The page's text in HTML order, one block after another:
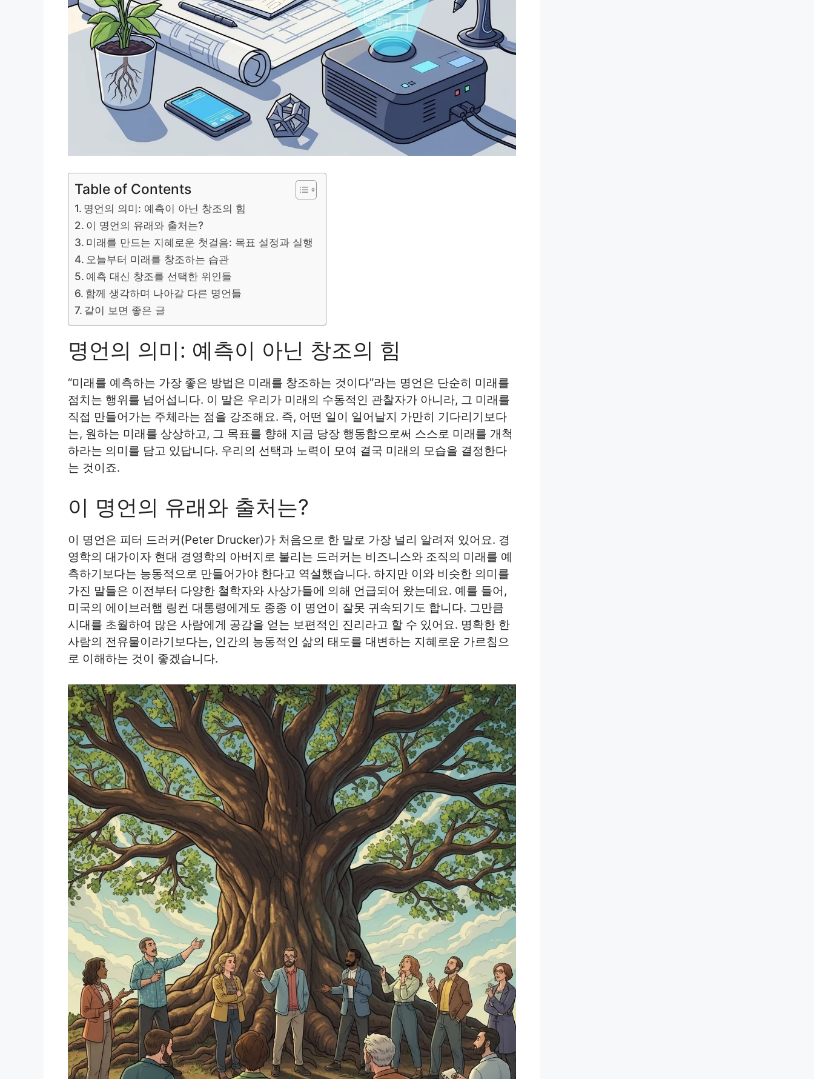
Table of Contents
명언의 의미: 예측이 아닌 창조의 힘
이 명언의 유래와 출처는?
미래를 만드는 지혜로운 첫걸음: 목표 설정과 실행
오늘부터 미래를 창조하는 습관
예측 대신 창조를 선택한 위인들
함께 생각하며 나아갈 다른 명언들
같이 보면 좋은 글
명언의 의미: 예측이 아닌 창조의 힘
“미래를 예측하는 가장 좋은 방법은 미래를 창조하는 것이다”라는 명언은 단순히 미래를
점치는 행위를 넘어섭니다. 이 말은 우리가 미래의 수동적인 관찰자가 아니라, 그 미래를
직접 만들어가는 주체라는 점을 강조해요. 즉, 어떤 일이 일어날지 가만히 기다리기보다
는, 원하는 미래를 상상하고, 그 목표를 향해 지금 당장 행동함으로써 스스로 미래를 개척
하라는 의미를 담고 있답니다. 우리의 선택과 노력이 모여 결국 미래의 모습을 결정한다
는 것이죠.
이 명언의 유래와 출처는?
이 명언은 피터 드러커(Peter Drucker)가 처음으로 한 말로 가장 널리 알려져 있어요. 경
영학의 대가이자 현대 경영학의 아버지로 불리는 드러커는 비즈니스와 조직의 미래를 예
측하기보다는 능동적으로 만들어가야 한다고 역설했습니다. 하지만 이와 비슷한 의미를
가진 말들은 이전부터 다양한 철학자와 사상가들에 의해 언급되어 왔는데요. 예를 들어,
미국의 에이브러햄 링컨 대통령에게도 종종 이 명언이 잘못 귀속되기도 합니다. 그만큼
시대를 초월하여 많은 사람에게 공감을 얻는 보편적인 진리라고 할 수 있어요. 명확한 한
사람의 전유물이라기보다는, 인간의 능동적인 삶의 태도를 대변하는 지혜로운 가르침으
로 이해하는 것이 좋겠습니다.